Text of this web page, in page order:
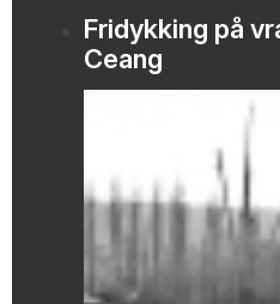
Fridykking på
Ceang